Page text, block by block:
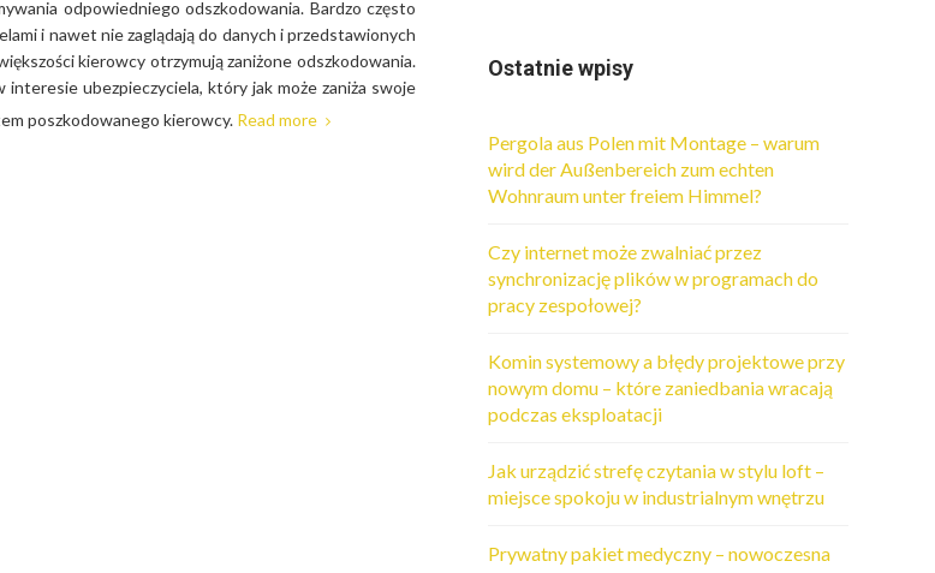
odpowiedniego odszkodowania. Bardzo często
i nawet nie zaglądają do danych i przedstawionych
kierowcy otrzymują zaniżone odszkodowania.
ubezpieczyciela, który jak może zaniża swoje
poszkodowanego kierowcy. Read more
Ostatnie wpisy
Pergola aus Polen mit Montage – warum
wird der Außenbereich zum echten
Wohnraum unter freiem Himmel?
Czy internet może zwalniać przez
synchronizację plików w programach do
pracy zespołowej?
Komin systemowy a błędy projektowe przy
nowym domu – które zaniedbania wracają
podczas eksploatacji
Jak urządzić strefę czytania w stylu loft –
miejsce spokoju w industrialnym wnętrzu
Prywatny pakiet medyczny – nowoczesna